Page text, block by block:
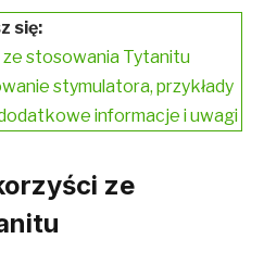
się:
stosowania Tytanitu
stymulatora, przykłady
informacje i uwagi
ze